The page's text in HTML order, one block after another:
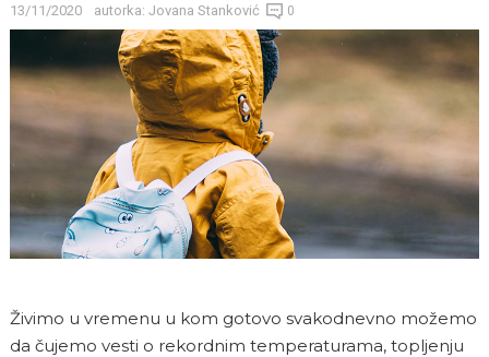
13/11/2020 autorka: Jovana Stanković 0
Živimo u vremenu u kom gotovo svakodnevno možemo
da čujemo vesti o rekordnim temperaturama, topljenju